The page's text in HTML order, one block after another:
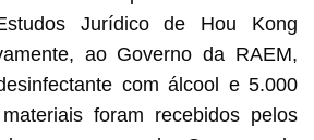
Jurídico de Hou Kong
ao Governo da RAEM,
com álcool e 5.000
foram recebidos pelos